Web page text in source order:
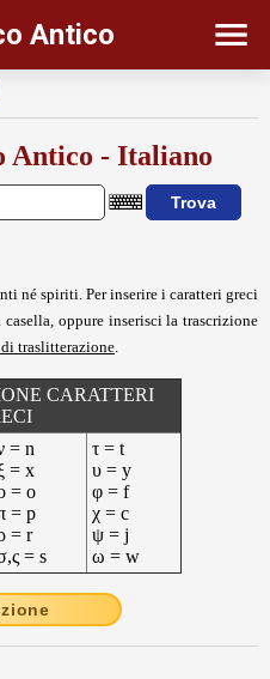
Antico
Antico - Italiano
né spiriti. Per inserire i caratteri greci
casella, oppure inserisci la trascrizione
traslitterazione
CARATTERI
= n
= x
= o
= p
= r
= s
τ = t
υ = y
φ = f
χ = c
ψ = j
ω = w